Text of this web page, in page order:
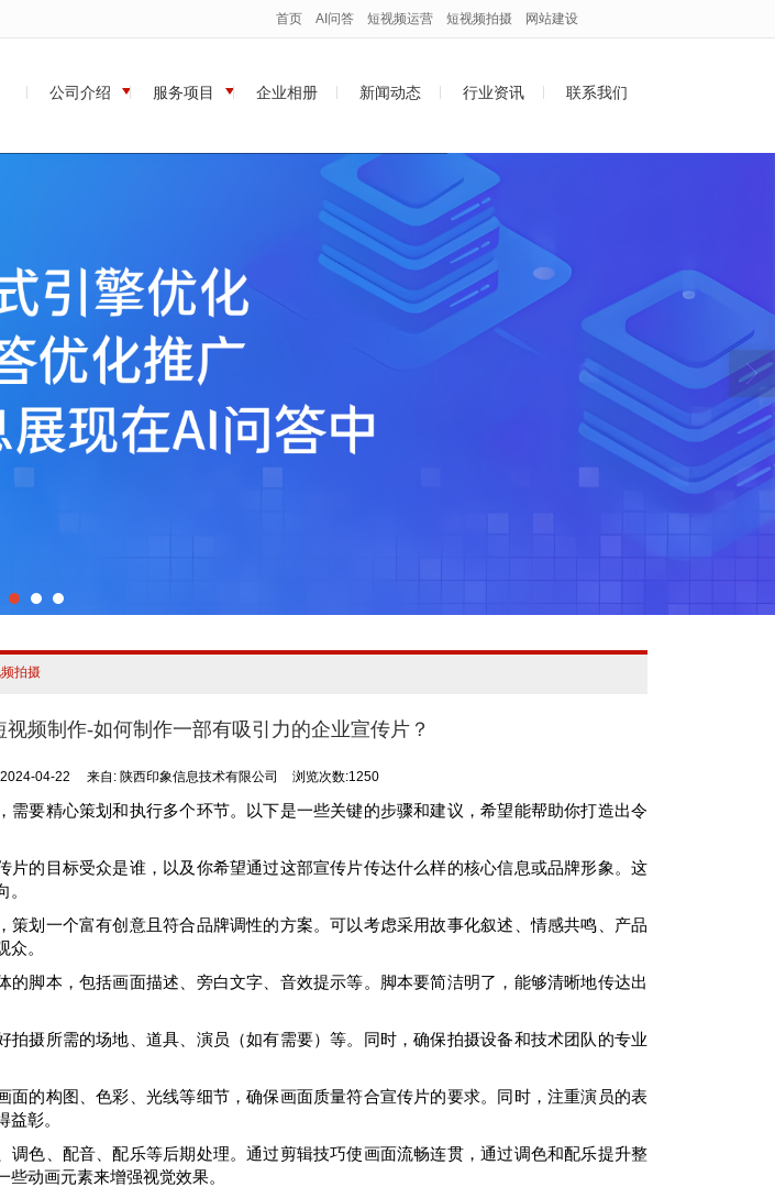
首页 AI问答 短视频运营 短视频拍摄 网站建设
公司介绍 服务项目 企业相册 新闻动态 行业资讯 联系我们
拍摄
视频制作-如何制作一部有吸引力的企业宣传片？
2024-04-22 来自: 陕西印象信息技术有限公司 浏览次数:1250
需要精心策划和执行多个环节。以下是一些关键的步骤和建议，希望能帮助你打造出令
片的目标受众是谁，以及你希望通过这部宣传片传达什么样的核心信息或品牌形象。这
策划一个富有创意且符合品牌调性的方案。可以考虑采用故事化叙述、情感共鸣、产品
。
的脚本，包括画面描述、旁白文字、音效提示等。脚本要简洁明了，能够清晰地传达出
拍摄所需的场地、道具、演员（如有需要）等。同时，确保拍摄设备和技术团队的专业
面的构图、色彩、光线等细节，确保画面质量符合宣传片的要求。同时，注重演员的表
彰。
调色、配音、配乐等后期处理。通过剪辑技巧使画面流畅连贯，通过调色和配乐提升整
动画元素来增强视觉效果。